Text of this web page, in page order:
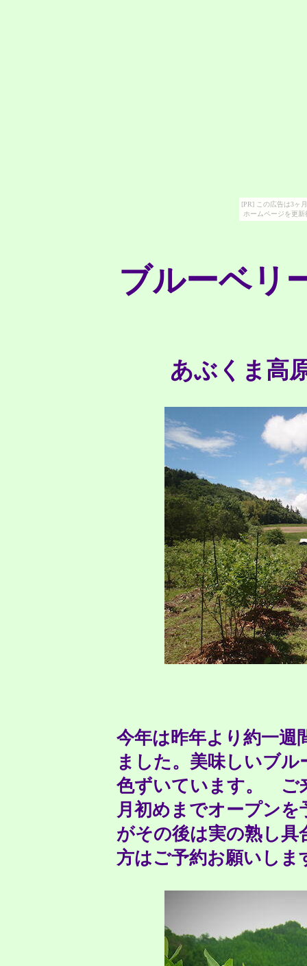
[PR] この広告は3ヶ
ホームページを更
ブルーベリ
あぶくま高
今年は昨年より約一週
ました。美味しいブル
色ずいています。 ご
月初めまでオープンを
がその後は実の熟し
方はご予約お願いしま